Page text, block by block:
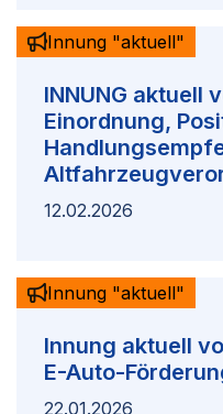
INNUNG aktuell
Einordnung,
Innung "aktuell"
12.02.2026
Innung aktuell
E-Auto-
Innung "aktuell"
22.01.2026